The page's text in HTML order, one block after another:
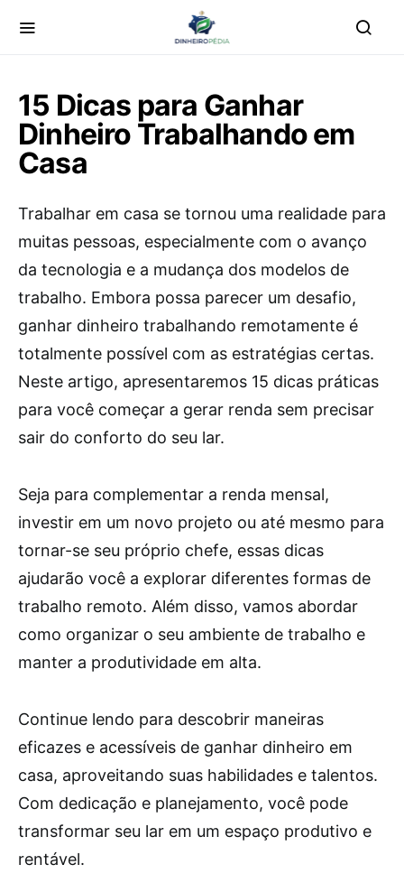
15 Dicas para Ganhar
Dinheiro Trabalhando em
Casa
Trabalhar em casa se tornou uma realidade para
muitas pessoas, especialmente com o avanço
da tecnologia e a mudança dos modelos de
trabalho. Embora possa parecer um desafio,
ganhar dinheiro trabalhando remotamente é
totalmente possível com as estratégias certas.
Neste artigo, apresentaremos 15 dicas práticas
para você começar a gerar renda sem precisar
sair do conforto do seu lar.
Seja para complementar a renda mensal,
investir em um novo projeto ou até mesmo para
tornar-se seu próprio chefe, essas dicas
ajudarão você a explorar diferentes formas de
trabalho remoto. Além disso, vamos abordar
como organizar o seu ambiente de trabalho e
manter a produtividade em alta.
Continue lendo para descobrir maneiras
eficazes e acessíveis de ganhar dinheiro em
casa, aproveitando suas habilidades e talentos.
Com dedicação e planejamento, você pode
transformar seu lar em um espaço produtivo e
rentável.